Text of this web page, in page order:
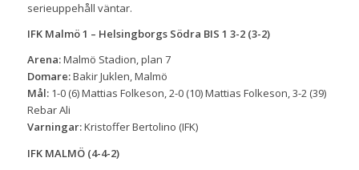
serieuppehåll väntar.
IFK Malmö 1 – Helsingborgs Södra BIS 1 3-2 (3-2)
Arena:Malmö Stadion, plan 7
Domare:Bakir Juklen, Malmö
Mål:1-0 (6) Mattias Folkeson, 2-0 (10) Mattias Folkeson, 3-2 (39)
Rebar Ali
Varningar:Kristoffer Bertolino (IFK)
IFK MALMÖ (4-4-2)